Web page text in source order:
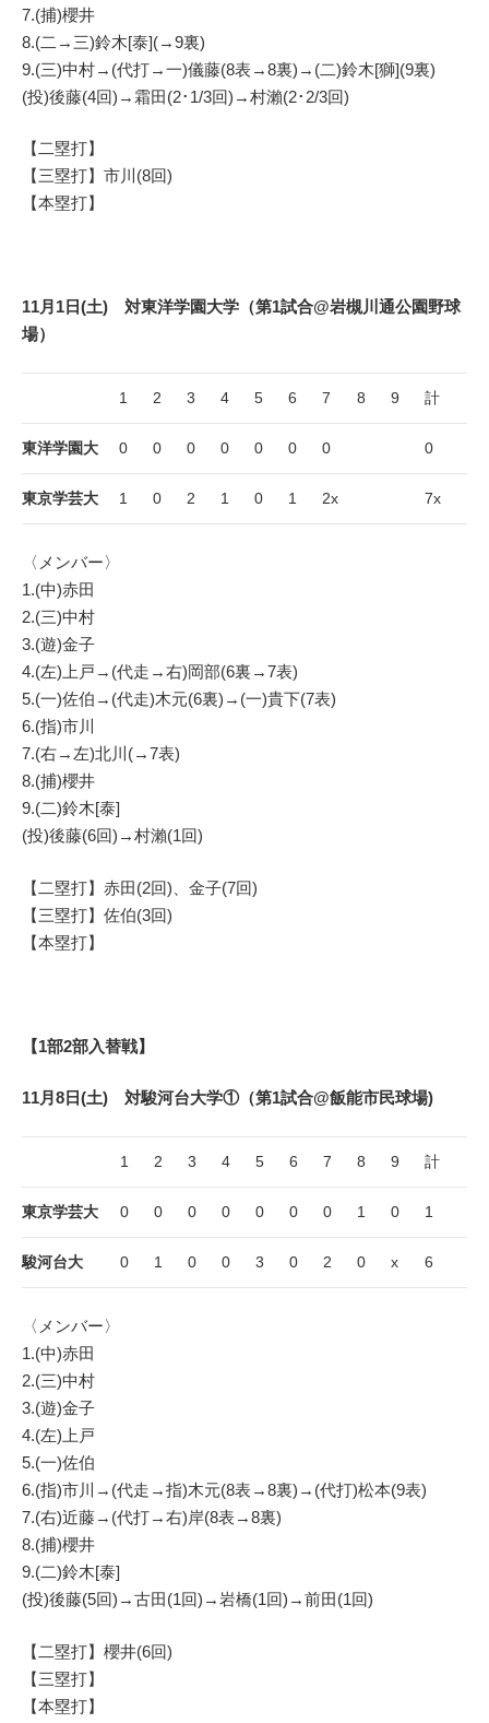
7.(捕)櫻井
8.(二→三)鈴木[泰](→9裏)
9.(三)中村→(代打→一)儀藤(8表→8裏)→(二)鈴木[獅](9裏)
(投)後藤(4回)→霜田(2･1/3回)→村瀨(2･2/3回)
【二塁打】
【三塁打】市川(8回)
【本塁打】
11月1日(土) 対東洋学園大学（第1試合@岩槻川通公園野球
場）
1 2 3 4 5 6 7 8 9 計
東洋学園大 0 0 0 0 0 0 0 0
東京学芸大 1 0 2 1 0 1 2x 7x
〈メンバー〉
1.(中)赤田
2.(三)中村
3.(遊)金子
4.(左)上戸→(代走→右)岡部(6裏→7表)
5.(一)佐伯→(代走)木元(6裏)→(一)貴下(7表)
6.(指)市川
7.(右→左)北川(→7表)
8.(捕)櫻井
9.(二)鈴木[泰]
(投)後藤(6回)→村瀨(1回)
【二塁打】赤田(2回)、金子(7回)
【三塁打】佐伯(3回)
【本塁打】
【1部2部入替戦】
11月8日(土) 対駿河台大学①（第1試合@飯能市民球場)
1 2 3 4 5 6 7 8 9 計
東京学芸大 0 0 0 0 0 0 0 1 0 1
駿河台大 0 1 0 0 3 0 2 0 x 6
〈メンバー〉
1.(中)赤田
2.(三)中村
3.(遊)金子
4.(左)上戸
5.(一)佐伯
6.(指)市川→(代走→指)木元(8表→8裏)→(代打)松本(9表)
7.(右)近藤→(代打→右)岸(8表→8裏)
8.(捕)櫻井
9.(二)鈴木[泰]
(投)後藤(5回)→古田(1回)→岩橋(1回)→前田(1回)
【二塁打】櫻井(6回)
【三塁打】
【本塁打】